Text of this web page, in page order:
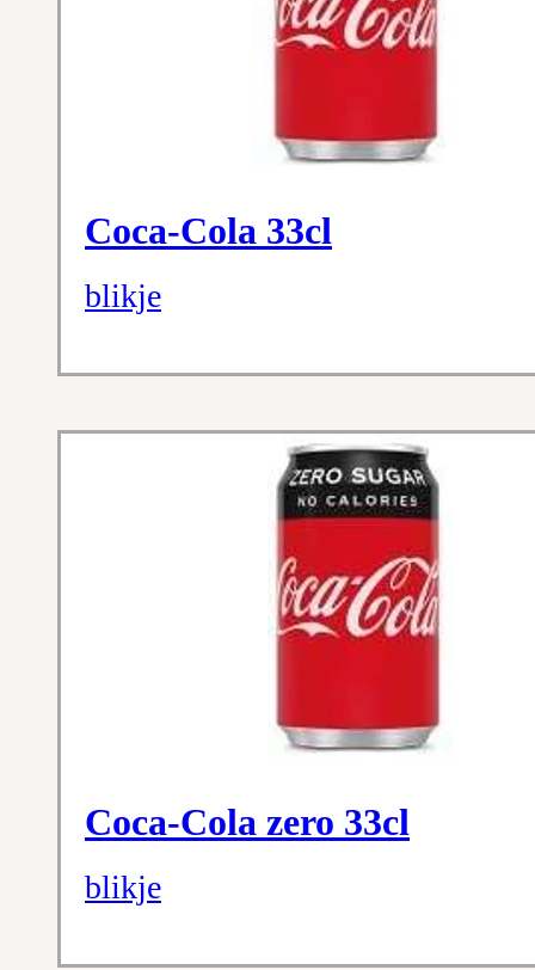
Coca-Cola 33cl
blikje
Coca-Cola zero 33cl
blikje